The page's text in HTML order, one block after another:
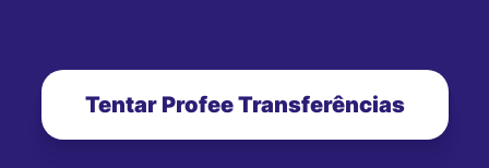
Tentar Profee Transferências